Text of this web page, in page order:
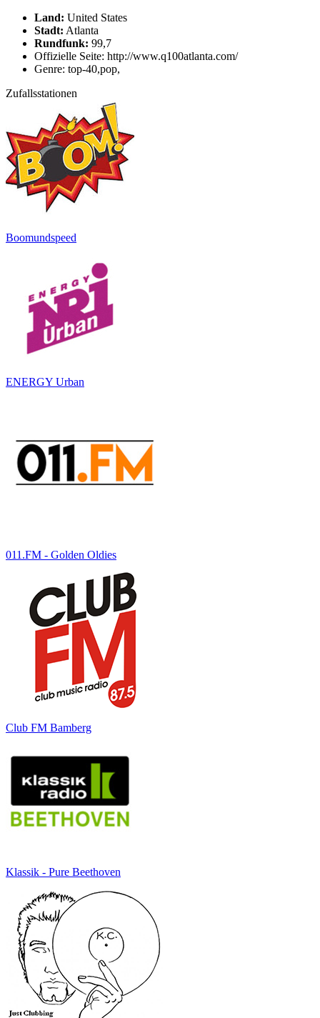
Land: United States
Stadt: Atlanta
Rundfunk: 99,7
Offizielle Seite: http://www.q100atlanta.com/
Genre: top-40,pop,
Zufallsstationen
Boomundspeed
ENERGY Urban
011.FM - Golden Oldies
Club FM Bamberg
Klassik - Pure Beethoven